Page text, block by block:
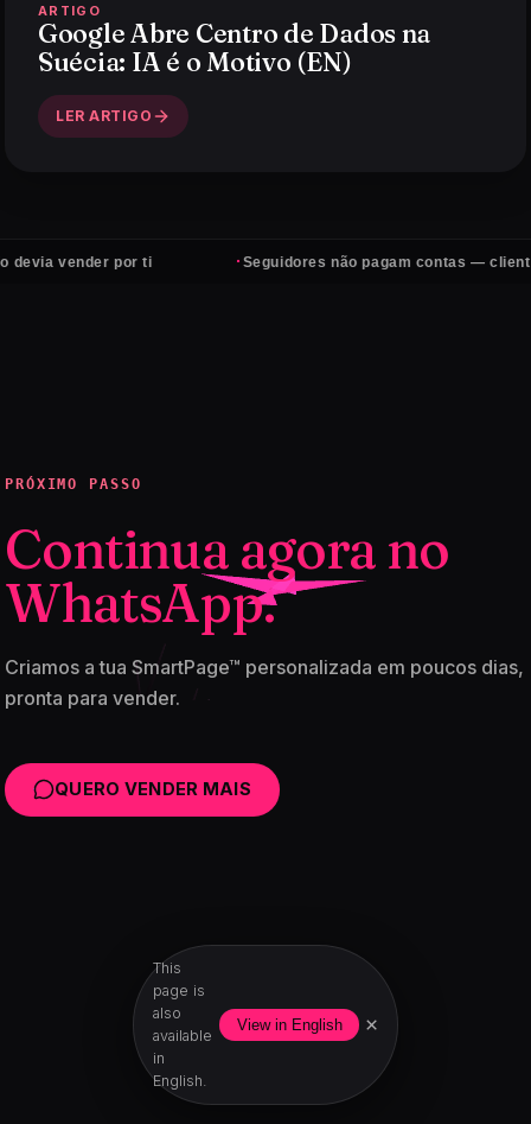
This
page is
also
available
in
English.
View in English ×
ARTIGO
Google Abre Centro de Dados na
Suécia: IA é o Motivo (EN)
LER ARTIGO
por ti Seguidores não pagam contas — clientes sim
PRÓXIMO PASSO
Continua agora no
WhatsApp.
Criamos a tua SmartPage™ personalizada em poucos dias,
pronta para vender.
QUERO VENDER MAIS